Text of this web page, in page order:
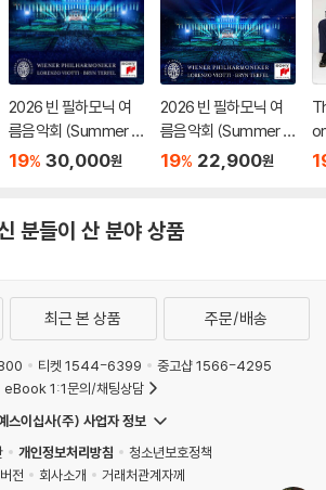
2026 빈 필하모닉 여
름음악회 (Summer Ni
ght Concert 2026)
19% 30,000원
2026 빈 필하모닉 여
름음악회 (Summer Ni
ght Concert 2026)
19% 22,900원
분들이 산 분야 상품
최근 본 상품 주문/배송
티켓 1544-6399
중고샵 1566-4295
eBook 1:1문의/채팅상담
스이십사(주) 사업자 정보
개인정보처리방침
청소년보호정책
전
회사소개
거래처관계자께